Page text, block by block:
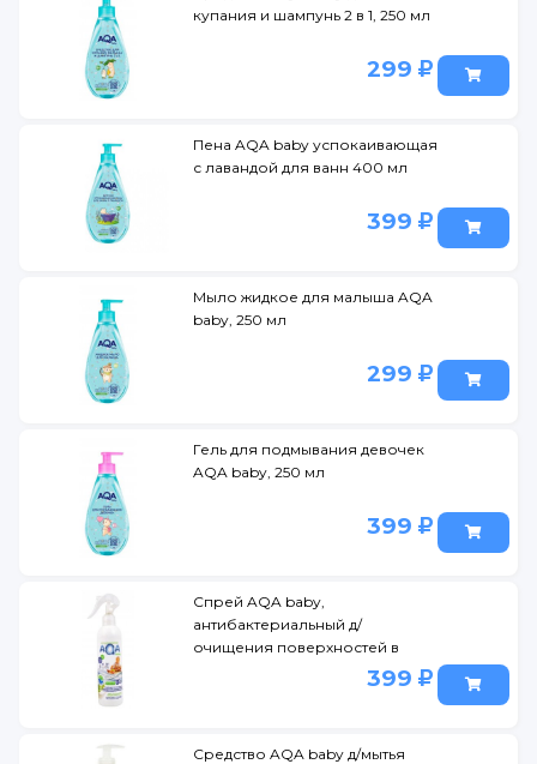
купания и шампунь 2 в 1, 250 мл
299
Пена AQA baby успокаивающая
с лавандой для ванн 400 мл
399
Мыло жидкое для малыша AQA
baby, 250 мл
299
Гель для подмывания девочек
AQA baby, 250 мл
399
Спрей AQA baby,
антибактериальный д/
очищения поверхностей в
399
Средство AQA baby д/мытья